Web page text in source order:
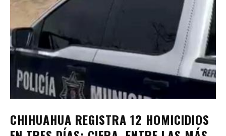
CHIHUAHUA REGISTRA 12 HOMICIDIOS